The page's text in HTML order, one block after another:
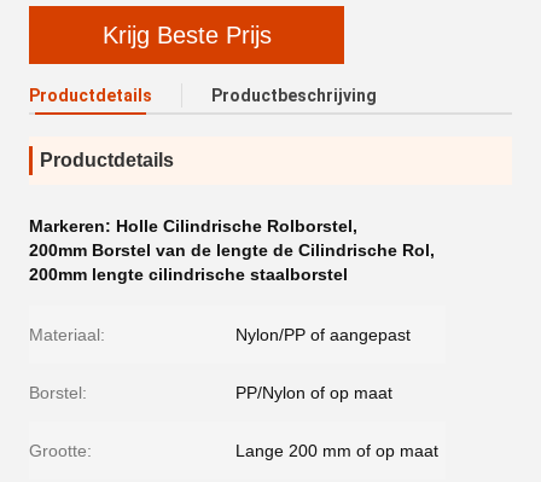
Krijg Beste Prijs
Productdetails Productbeschrijving
Productdetails
Markeren: Holle Cilindrische Rolborstel,
200mm Borstel van de lengte de Cilindrische Rol,
200mm lengte cilindrische staalborstel
Materiaal: Nylon/PP of aangepast
Borstel: PP/Nylon of op maat
Grootte: Lange 200 mm of op maat